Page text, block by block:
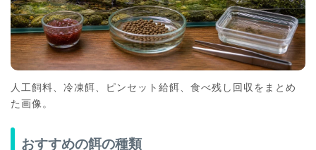
人工飼料、冷凍餌、ピンセット給餌、食べ残し回収をまとめ
た画像。
おすすめの餌の種類